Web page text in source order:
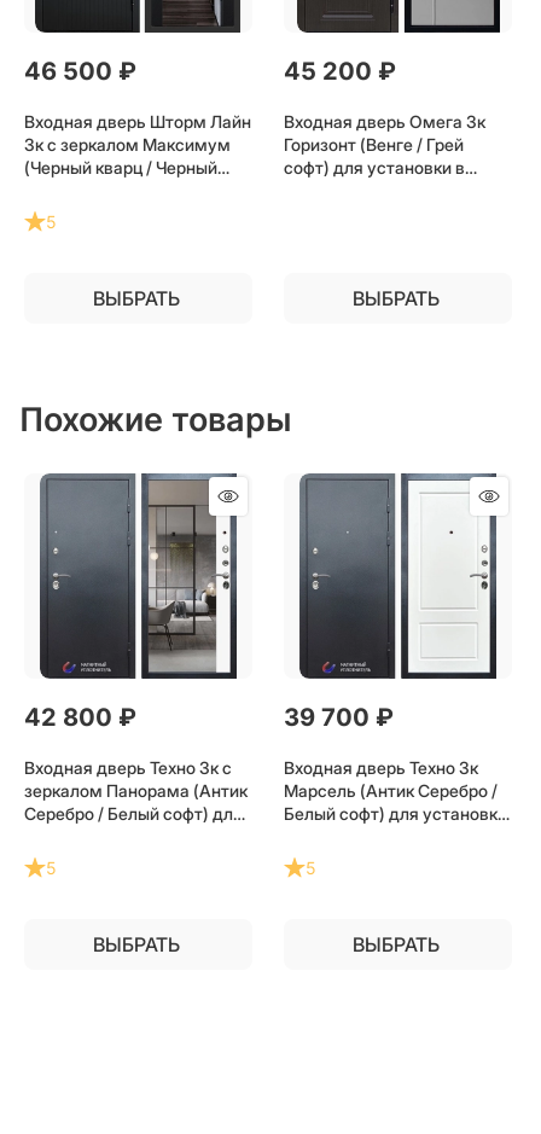
46 500 ₽
Входная дверь Шторм Лайн
3к с зеркалом Максимум
(Черный кварц / Черный
квартиру
5
ВЫБРАТЬ
45 200 ₽
Входная дверь Омега 3к
Горизонт (Венге / Грей
софт) для установки в
ВЫБРАТЬ
Похожие товары
42 800 ₽
Входная дверь Техно 3к с
зеркалом Панорама (Антик
Серебро / Белый софт) для
5
ВЫБРАТЬ
39 700 ₽
Входная дверь Техно 3к
Марсель (Антик Серебро /
Белый софт) для установки
5
ВЫБРАТЬ